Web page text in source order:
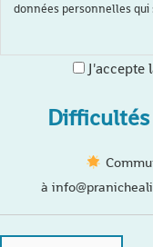
données personnelles
J'accepte
à